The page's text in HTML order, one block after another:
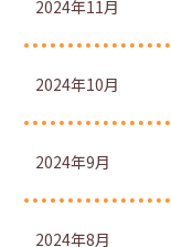
2024年11月
2024年10月
2024年9月
2024年8月